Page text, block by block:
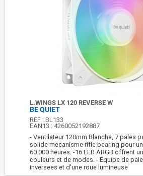
L.WINGS LX 120 REVERSE W
BE QUIET
REF :BL133
EAN13 : 4260052192887
- Ventilateur 120mm Blanche, 7 pales
solide mecanisme rifle bearing pour
60.000 heures. -16 LED ARGB offrent
couleurs et de modes. - Equipe de
inversees et d'une roue lumineuse